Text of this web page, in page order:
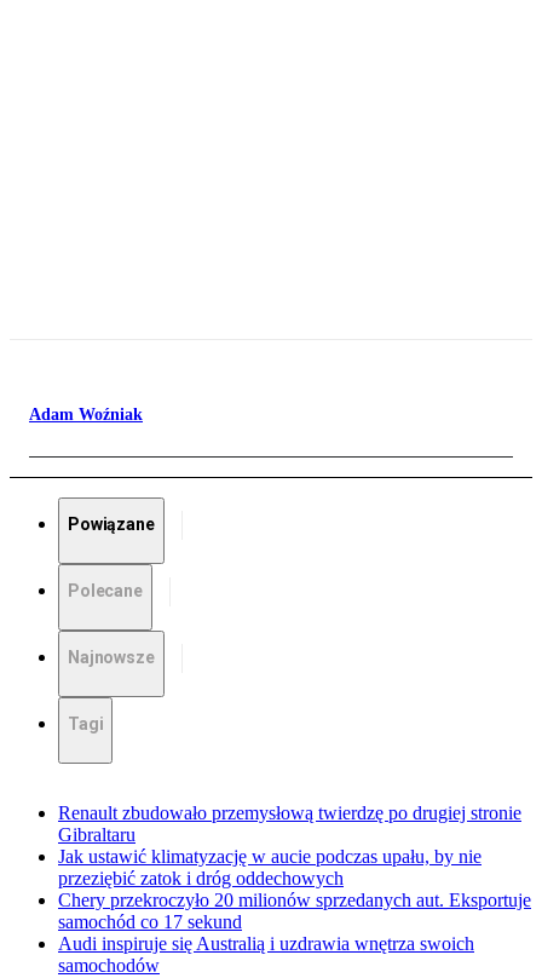
Adam Woźniak
Powiązane
Polecane
Najnowsze
Tagi
Renault zbudowało przemysłową twierdzę po drugiej stronie
Gibraltaru
Jak ustawić klimatyzację w aucie podczas upału, by nie
przeziębić zatok i dróg oddechowych
Chery przekroczyło 20 milionów sprzedanych aut. Eksportuje
samochód co 17 sekund
Audi inspiruje się Australią i uzdrawia wnętrza swoich
samochodów